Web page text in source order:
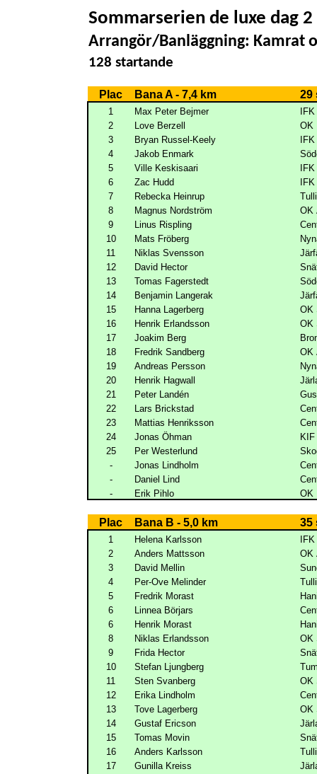
Sommarserien de luxe dag 2
Arrangör/Banläggning: Kamrat
128 startande
Plac Bana A - 7,4 km 29
1 Max Peter Bejmer
2
Love Berzell
OK
3
Bryan Russel-Keely
4
Jakob Enmark
5
Ville Keskisaari
6
Zac Hudd
7
Rebecka Heinrup
8
Magnus Nordström
OK
9
Linus Rispling
10
Mats Fröberg
11
Niklas Svensson
12
David Hector
13
Tomas Fagerstedt
14
Benjamin Langerak
15
Hanna Lagerberg
OK
16
Henrik Erlandsson
OK
17
Joakim Berg
18
Fredrik Sandberg
OK
19
Andreas Persson
20
Henrik Hagwall
21
Peter Landén
22
Lars Brickstad
23
Mattias Henriksson
24
Jonas Öhman
KIF
25
Per Westerlund
-
Jonas Lindholm
-
Daniel Lind
-
Erik Pihlo OK
Plac Bana B - 5,0 km 35
1 Helena Karlsson
2
Anders Mattsson
OK
3
David Mellin
4
Per-Ove Melinder
5
Fredrik Morast
6
Linnea Börjars
6
Henrik Morast
8
Niklas Erlandsson
OK
9
Frida Hector
10
Stefan Ljungberg
11
Sten Svanberg
OK
12
Erika Lindholm
13
Tove Lagerberg
OK
14
Gustaf Ericson
15
Tomas Movin
16
Anders Karlsson
17
Gunilla Kreiss